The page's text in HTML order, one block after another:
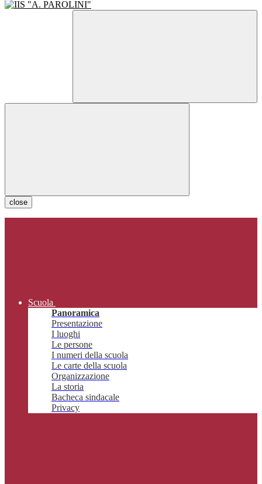
close
Scuola
Panoramica
Presentazione
I luoghi
Le persone
I numeri della scuola
Le carte della scuola
Organizzazione
La storia
Bacheca sindacale
Privacy